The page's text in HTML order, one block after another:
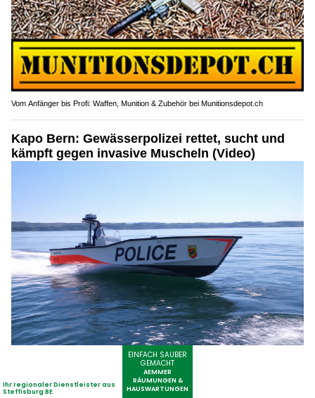
Vom Anfänger bis Profi: Waffen, Munition & Zubehör bei Munitionsdepot.ch
Kapo Bern: Gewässerpolizei rettet, sucht und
kämpft gegen invasive Muscheln (Video)